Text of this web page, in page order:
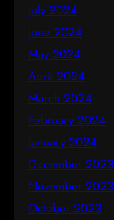
July 2024
June 2024
May 2024
April 2024
March 2024
February 2024
January 2024
December 2023
November 2023
October 2023